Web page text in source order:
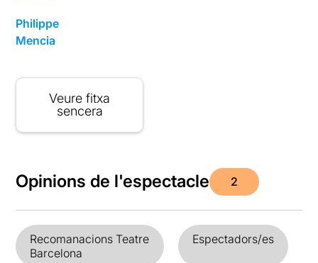
Philippe
Mencia
Veure fitxa
sencera
Opinions de l'espectacle 2
Recomanacions Teatre
Barcelona
Espectadors/es